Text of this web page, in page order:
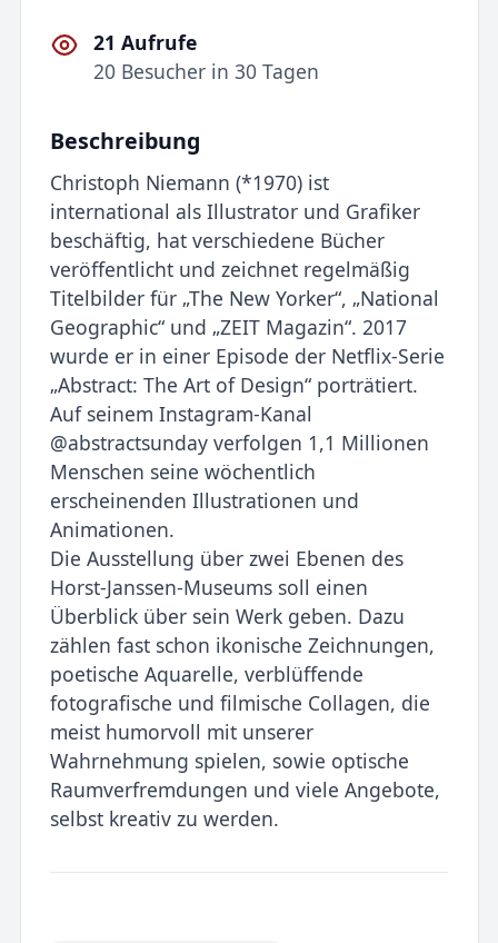
21 Aufrufe
20 Besucher in 30 Tagen
Beschreibung
Christoph Niemann (*1970) ist
international als Illustrator und Grafiker
beschäftig, hat verschiedene Bücher
veröffentlicht und zeichnet regelmäßig
Titelbilder für „The New Yorker“, „National
Geographic“ und „ZEIT Magazin“. 2017
wurde er in einer Episode der Netflix-Serie
„Abstract: The Art of Design“ porträtiert.
Auf seinem Instagram-Kanal
@abstractsunday verfolgen 1,1 Millionen
Menschen seine wöchentlich
erscheinenden Illustrationen und
Animationen.
Die Ausstellung über zwei Ebenen des
Horst-Janssen-Museums soll einen
Überblick über sein Werk geben. Dazu
zählen fast schon ikonische Zeichnungen,
poetische Aquarelle, verblüffende
fotografische und filmische Collagen, die
meist humorvoll mit unserer
Wahrnehmung spielen, sowie optische
Raumverfremdungen und viele Angebote,
selbst kreativ zu werden.